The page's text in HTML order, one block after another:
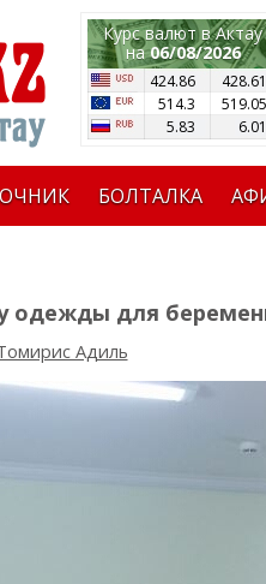
Курс валют в Актау
на06/08/2026
424.86
428.61
514.3
519.05
5.83
6.01
БОЛТАЛКА
одежды для
Адиль